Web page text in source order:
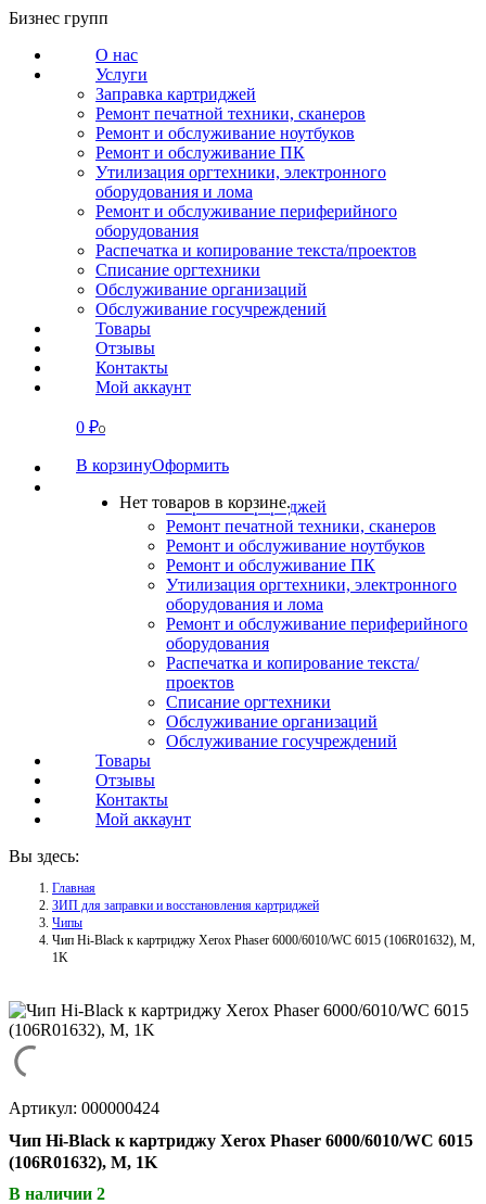
Перейти
содержанию
Бизнес групп
О нас
Услуги
Заправка картриджей
Ремонт печатной техники, сканеров
Ремонт и обслуживание ноутбуков
Ремонт и обслуживание ПК
Утилизация оргтехники, электронного
оборудования и лома
Ремонт и обслуживание периферийного
оборудования
Распечатка и копирование текста/проектов
Списание оргтехники
Обслуживание организаций
Обслуживание госучреждений
Товары
Отзывы
Контакты
Мой аккаунт
0 ₽0
В корзинуОформить
Нет товаров в корзине.
СВЯЗАТЬСЯ
О нас
Заправка картриджей
Ремонт печатной техники, сканеров
Ремонт и обслуживание ноутбуков
Ремонт и обслуживание ПК
Утилизация оргтехники, электронного
оборудования и лома
Ремонт и обслуживание периферийного
оборудования
Распечатка и копирование текста/
проектов
Списание оргтехники
Обслуживание организаций
Обслуживание госучреждений
Товары
Отзывы
Контакты
Мой аккаунт
Вы здесь:
Главная
ЗИП для заправки и восстановления картриджей
Чипы
Чип Hi-Black к картриджу Xerox Phaser 6000/6010/WC 6015 (106R01632), M,
1K
Артикул: 000000424
Чип Hi-Black к картриджу Xerox Phaser 6000/6010/WC 6015
(106R01632), M, 1K
В наличии 2